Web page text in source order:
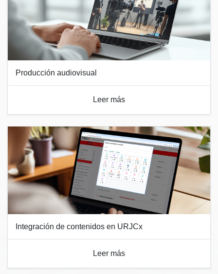
Producción audiovisual
Leer más
Integración de contenidos en URJCx
Leer más